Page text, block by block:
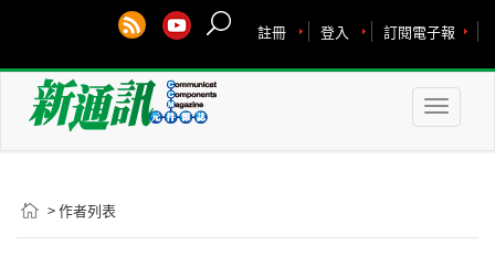
訂閱電子報
登入
註冊
Toggle
> 作者列表